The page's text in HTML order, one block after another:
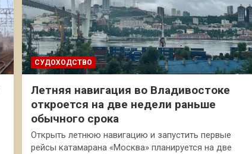
СУДОХОДСТВО
Летняя навигация во Владивостоке
откроется на две недели раньше
обычного срока
Открыть летнюю навигацию и запустить первые
рейсы катамарана «Москва» планируется на две